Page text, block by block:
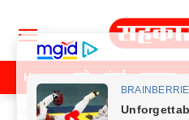
Home पुणे मुंबई महाराष्ट्र
Home Previos News